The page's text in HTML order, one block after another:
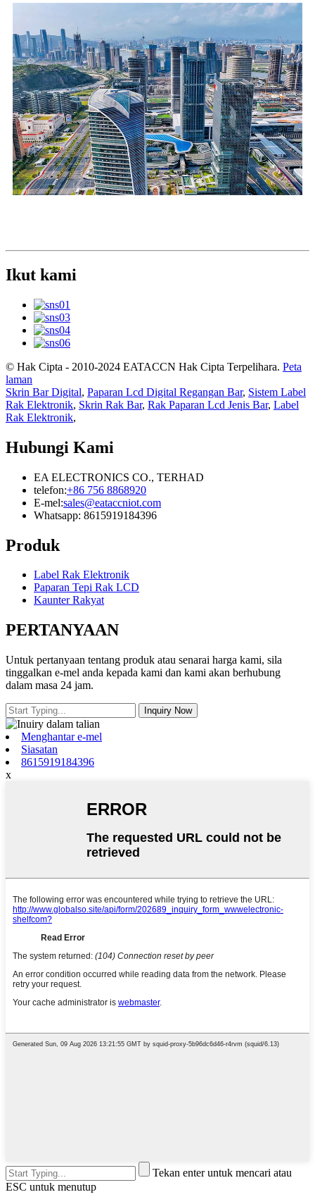
Ikut kami
© Hak Cipta - 2010-2024 EATACCN Hak Cipta Terpelihara. Peta
laman
Skrin Bar Digital, Paparan Lcd Digital Regangan Bar, Sistem Label
Rak Elektronik, Skrin Rak Bar, Rak Paparan Lcd Jenis Bar, Label
Rak Elektronik,
Hubungi Kami
EA ELECTRONICS CO., TERHAD
telefon:+86 756 8868920
E-mel:sales@eataccniot.com
Whatsapp: 8615919184396
Produk
Label Rak Elektronik
Paparan Tepi Rak LCD
Kaunter Rakyat
PERTANYAAN
Untuk pertanyaan tentang produk atau senarai harga kami, sila
tinggalkan e-mel anda kepada kami dan kami akan berhubung
dalam masa 24 jam.
Menghantar e-mel
Siasatan
8615919184396
x
Tekan enter untuk mencari atau
ESC untuk menutup